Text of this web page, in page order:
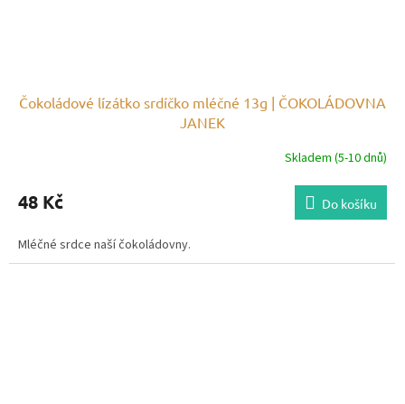
Čokoládové lízátko srdíčko mléčné 13g | ČOKOLÁDOVNA
JANEK
Skladem (5-10 dnů)
48 Kč Do košíku
Mléčné srdce naší čokoládovny.